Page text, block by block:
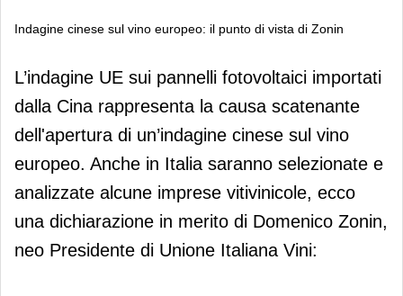
Indagine cinese sul vino europeo: il punto di vista di Zonin
Indagine cinese sul vino europeo: il
punto di vista di Zonin
L’indagine UE sui pannelli fotovoltaici importati
dalla Cina rappresenta la causa scatenante
dell'apertura di un’indagine cinese sul vino
europeo. Anche in Italia saranno selezionate e
analizzate alcune imprese vitivinicole, ecco
una dichiarazione in merito di Domenico Zonin,
neo Presidente di Unione Italiana Vini: